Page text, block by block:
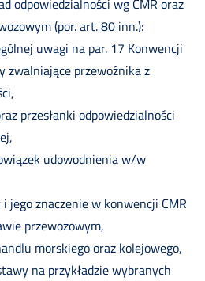
(por. art. 80 inn.):
uwagi na par. 17 Konwencji
zwalniające przewoźnika z
przesłanki odpowiedzialności
udowodnienia w/w
jego znaczenie w konwencji CMR
przewozowym,
morskiego oraz kolejowego,
na przykładzie wybranych